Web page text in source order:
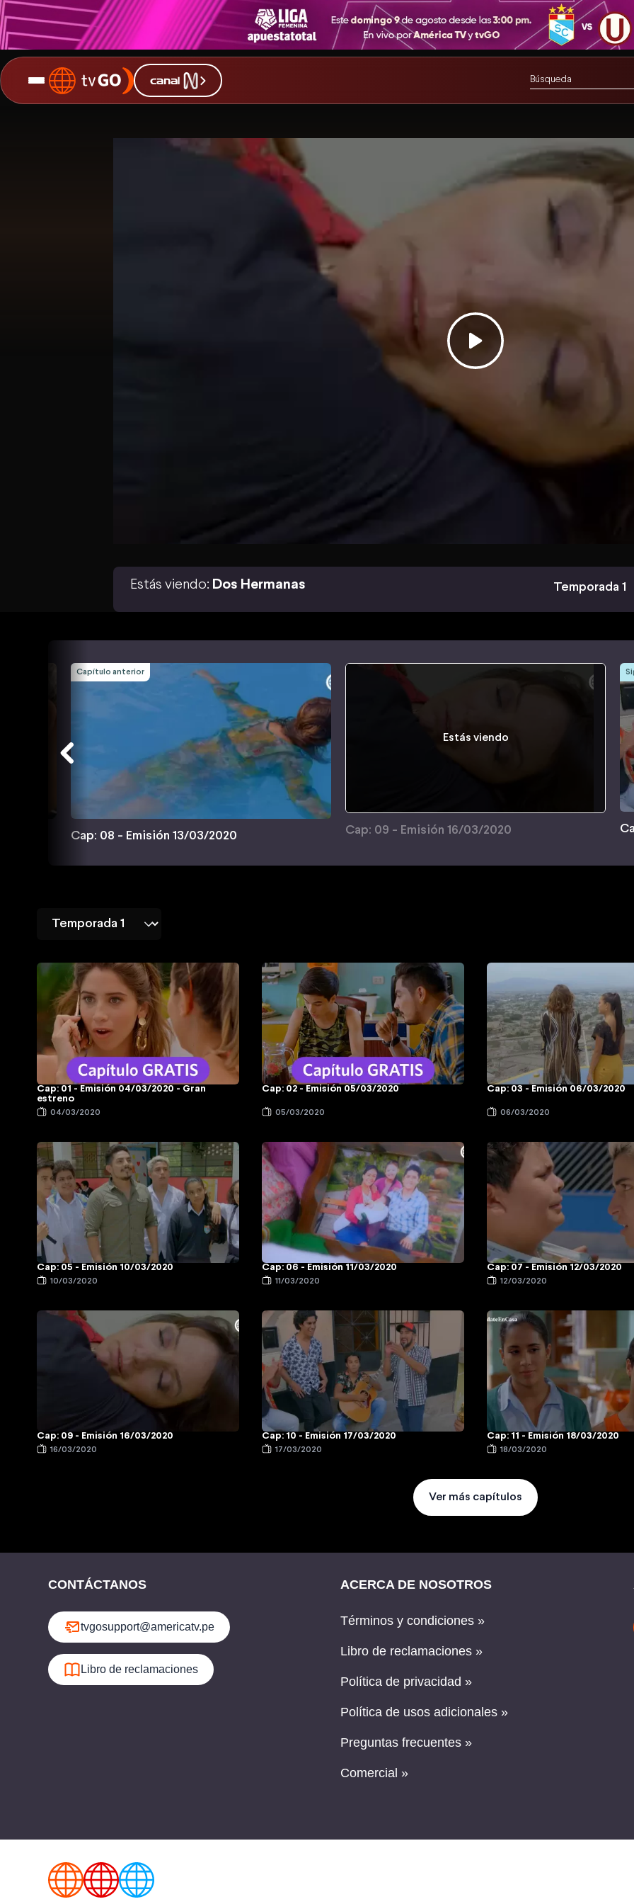
Estás viendo: Dos Hermanas Temporada 1
Capítulo anterior
Cap: 08 - Emisión 13/03/2020
Estás viendo
Cap: 09 - Emisión 16/03/2020
Cap: 01 - Emisión 04/03/2020 - Gran
estreno
04/03/2020
Cap: 02 - Emisión 05/03/2020
05/03/2020
Cap: 03 - Emisión 06/03/2020
06/03/2020
Cap: 05 - Emisión 10/03/2020
10/03/2020
Cap: 06 - Emisión 11/03/2020
11/03/2020
Cap: 07 - Emisión 12/03/2020
12/03/2020
Cap: 09 - Emisión 16/03/2020
16/03/2020
Cap: 10 - Emisión 17/03/2020
17/03/2020
Cap: 11 - Emisión 18/03/2020
18/03/2020
Ver más capítulos
CONTÁCTANOS
tvgosupport@americatv.pe
Libro de reclamaciones
ACERCA DE NOSOTROS
Términos y condiciones »
Libro de reclamaciones »
Política de privacidad »
Política de usos adicionales »
Preguntas frecuentes »
Comercial »